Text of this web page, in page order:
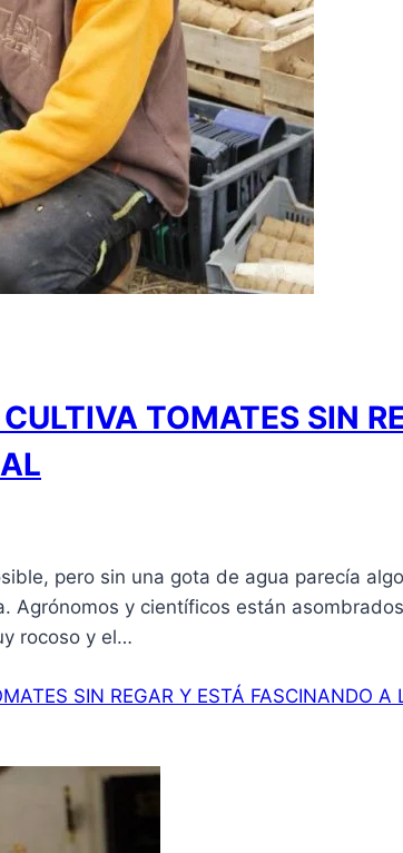
TOMATES SIN
pero sin una gota de agua parecía
Agrónomos y científicos están
rocoso y el…
SIN REGAR Y ESTÁ FASCINANDO